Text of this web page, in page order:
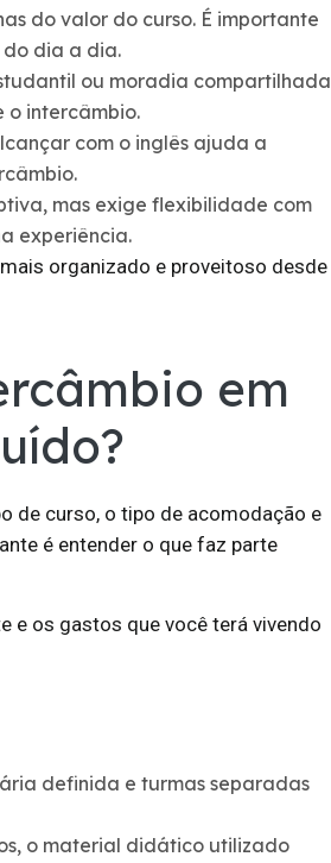
do valor do curso. É importante
do dia a dia.
ou moradia compartilhada
o intercâmbio.
com o inglês ajuda a
mas exige flexibilidade com
experiência.
organizado e proveitoso desde
em
de curso, o tipo de acomodação e
é entender o que faz parte
e os gastos que você terá vivendo
definida e turmas separadas
o material didático utilizado